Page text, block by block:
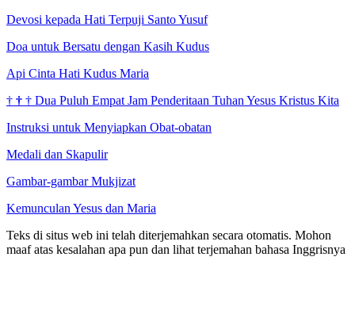
Devosi kepada Hati Terpuji Santo Yusuf
Doa untuk Bersatu dengan Kasih Kudus
Api Cinta Hati Kudus Maria
† † † Dua Puluh Empat Jam Penderitaan Tuhan Yesus Kristus Kita
Instruksi untuk Menyiapkan Obat-obatan
Medali dan Skapulir
Gambar-gambar Mukjizat
Kemunculan Yesus dan Maria
Teks di situs web ini telah diterjemahkan secara otomatis. Mohon
maaf atas kesalahan apa pun dan lihat terjemahan bahasa Inggrisnya